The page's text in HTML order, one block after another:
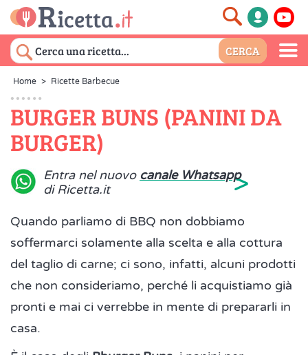
Home > Ricette Barbecue
BURGER BUNS (PANINI DA
BURGER)
Entra nel nuovo canale Whatsapp
di Ricetta.it
>
Quando parliamo di BBQ non dobbiamo
soffermarci solamente alla scelta e alla cottura
del taglio di carne; ci sono, infatti, alcuni prodotti
che non consideriamo, perché li acquistiamo già
pronti e mai ci verrebbe in mente di prepararli in
casa.